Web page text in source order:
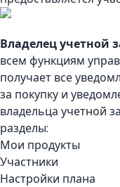
Владелец учетной
всем функциям
получает все
за покупку и
владельца учетной
разделы:
Мои продукты
Участники
Настройки плана